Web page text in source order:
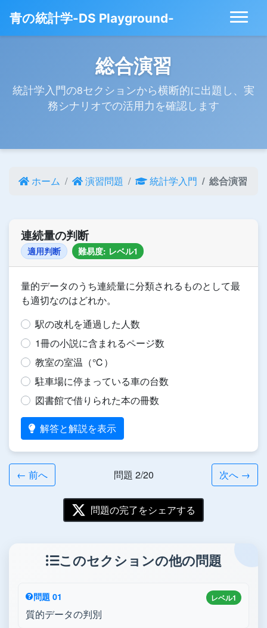
青の統計学-DS Playground-
総合演習
統計学入門の8セクションから横断的に出題し、実
務シナリオでの活用力を確認します
ホーム 演習問題 統計学入門 総合演習
連続量の判断
適用判断 難易度: レベル1
量的データのうち連続量に分類されるものとして最
も適切なのはどれか。
駅の改札を通過した人数
1冊の小説に含まれるページ数
教室の室温（℃）
駐車場に停まっている車の台数
図書館で借りられた本の冊数
解答と解説を表示
← 前へ 問題 2/20 次へ →
問題の完了をシェアする
このセクションの他の問題
レベル1
問題 01
質的データの判別